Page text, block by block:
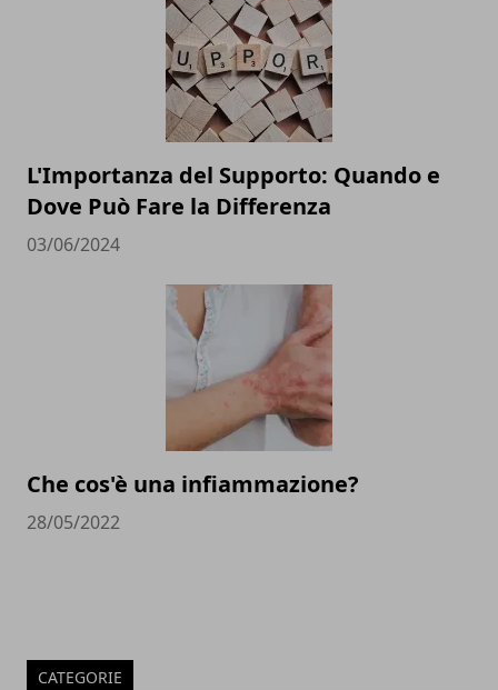
L'Importanza del Supporto: Quando e
Dove Può Fare la Differenza
03/06/2024
Che cos'è una infiammazione?
28/05/2022
CATEGORIE